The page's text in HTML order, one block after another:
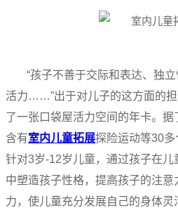
“孩子不善于交际和表达、独
活力……”出于对儿子的这方面的
了一张口袋屋活力空间的年卡。
含有室内儿童拓展探险运动等30
针对3岁-12岁儿童，通过孩子在
中塑造孩子性格，提高孩子的注
力，使儿童充分发展自己的身体